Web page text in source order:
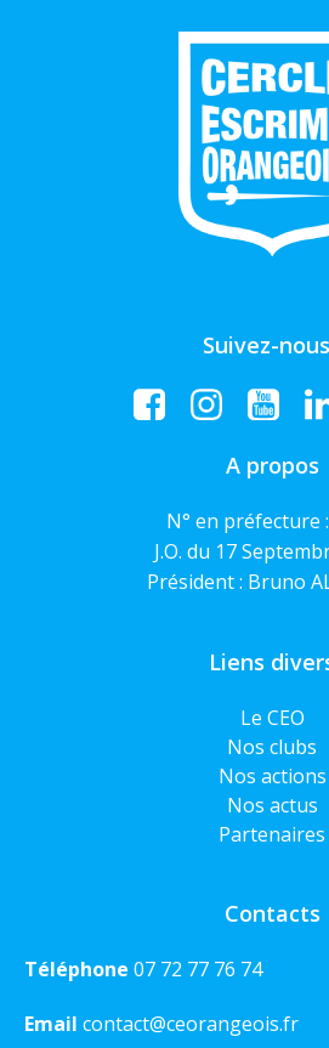
Suivez-
A propos
N° en préfecture
J.O. du 17
Président : Bruno
Liens
Le CEO
Nos clubs
Nos actions
Nos actus
Partenaires
Contacts
Téléphone 07 72 77 76 74
Email contact@ceorangeois.fr